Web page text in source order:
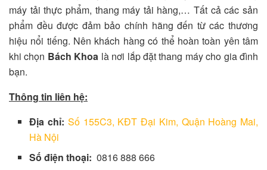
máy tải thực phẩm, thang máy tải hàng,… Tất cả các sản
phẩm đều được đảm bảo chính hãng đến từ các thương
hiệu nổi tiếng. Nên khách hàng có thể hoàn toàn yên tâm
khi chọn Bách Khoa là nơi lắp đặt thang máy cho gia đình
bạn.
Thông tin liên hệ:
Địa chỉ: Số 155C3, KĐT Đại Kim, Quận Hoàng Mai,
Hà Nội
Số điện thoại:0816 888 666